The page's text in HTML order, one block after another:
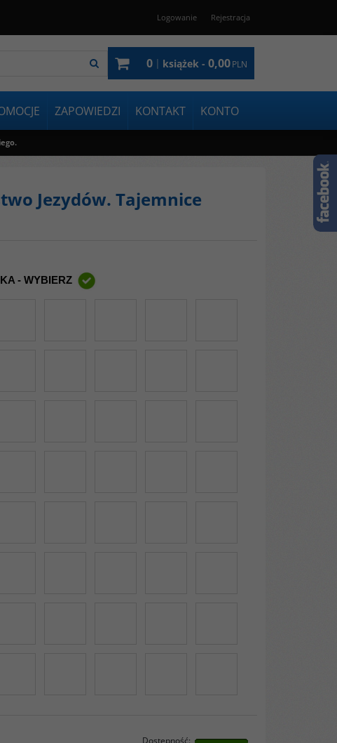
Logowanie Rejestracja
0 | książek - 0,00PLN
ZAPOWIEDZI KONTAKT KONTO
Jezydów. Tajemnice
- WYBIERZ
Dostępność: